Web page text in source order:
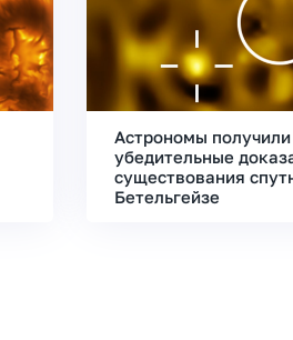
Астрономы
убедительные
существования
Бетельгейзе